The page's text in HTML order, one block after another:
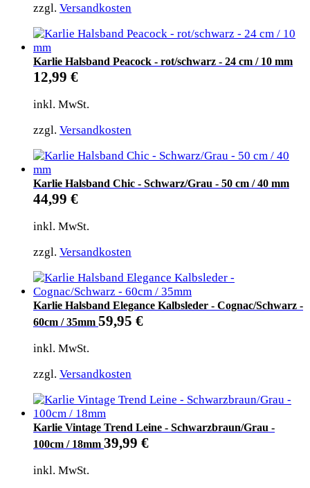
zzgl. Versandkosten
Karlie Halsband Peacock - rot/schwarz - 24 cm / 10 mm
12,99 €
inkl. MwSt.
zzgl. Versandkosten
Karlie Halsband Chic - Schwarz/Grau - 50 cm / 40 mm
44,99 €
inkl. MwSt.
zzgl. Versandkosten
Karlie Halsband Elegance Kalbsleder - Cognac/Schwarz -
60cm / 35mm 59,95 €
inkl. MwSt.
zzgl. Versandkosten
Karlie Vintage Trend Leine - Schwarzbraun/Grau -
100cm / 18mm 39,99 €
inkl. MwSt.